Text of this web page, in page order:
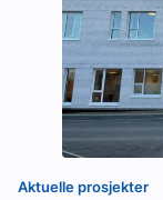
Aktuelle prosjekter